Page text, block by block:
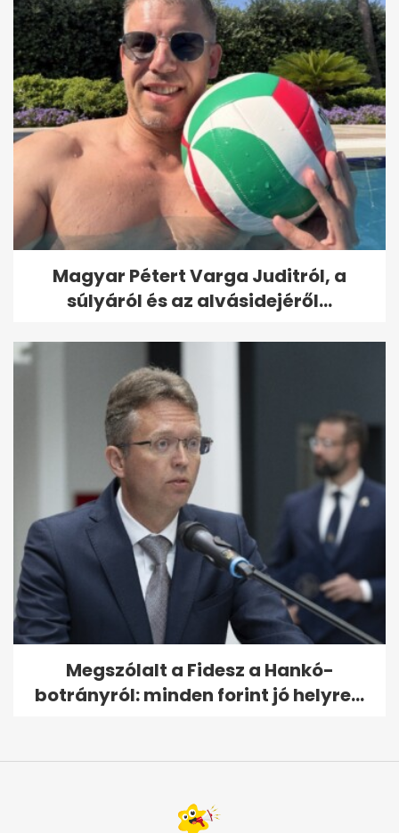
Magyar Pétert Varga Juditról, a
súlyáról és az alvásidejéről...
Megszólalt a Fidesz a Hankó-
botrányról: minden forint jó helyre...